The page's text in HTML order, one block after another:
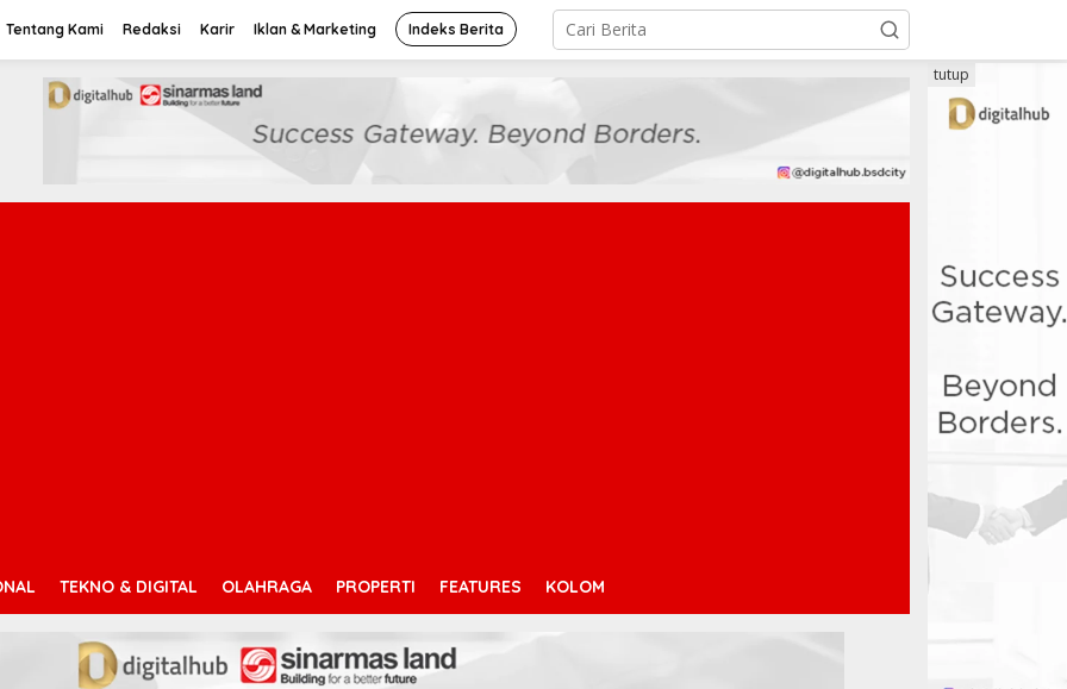
Tentang Kami Redaksi Karir Iklan & Marketing Indeks Berita
TEKNO & DIGITAL OLAHRAGA PROPERTI FEATURES KOLOM
tutup